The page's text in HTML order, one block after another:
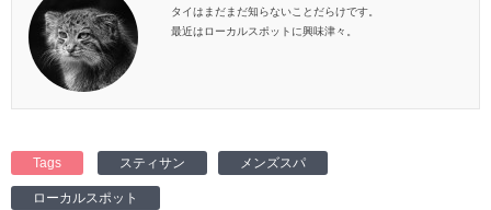
タイはまだまだ知らないことだらけです。
最近はローカルスポットに興味津々。
Tags スティサン メンズスパ
ローカルスポット